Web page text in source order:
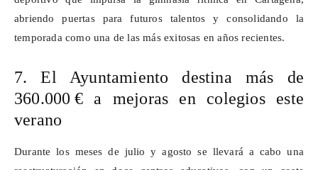
abriendo puertas para futuros talentos y consolidando la
temporada como una de las más exitosas en años recientes.
7. El Ayuntamiento destina más de
360.000 €a mejoras en colegios este
verano
Durante los meses de julio y agosto se llevará a cabo una